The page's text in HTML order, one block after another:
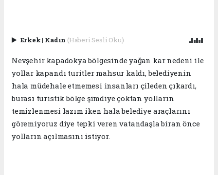
Erkek| Kadın (Haberi Sesli Oku)
Nevşehir kapadokya bölgesinde yağan kar nedeni ile
yollar kapandı turitler mahsur kaldı, belediyenin
hala müdehale etmemesi insanları çileden çıkardı,
burası turistik bölge şimdiye çoktan yolların
temizlenmesi lazım iken hala belediye araçlarını
göremiyoruz diye tepki veren vatandaşla biran önce
yolların açılmasını istiyor.